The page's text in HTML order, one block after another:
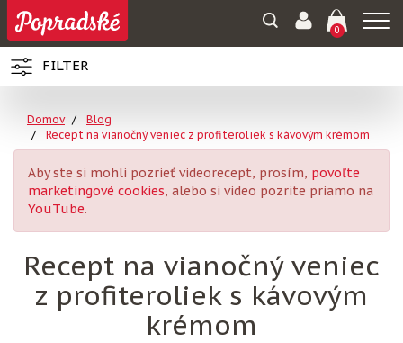
0
FILTER
Domov
Blog
Recept na vianočný veniec z profiteroliek s kávovým krémom
Aby ste si mohli pozrieť videorecept, prosím, povoľte
marketingové cookies, alebo si video pozrite priamo na
YouTube.
Recept na vianočný veniec
z profiteroliek s kávovým
krémom